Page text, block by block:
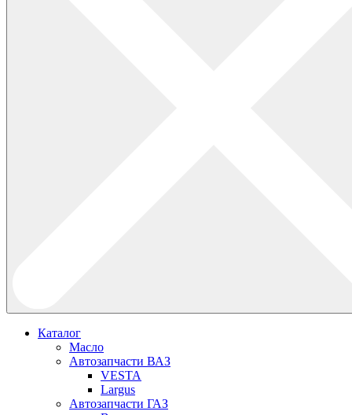
Каталог
Масло
Автозапчасти ВАЗ
VESTA
Largus
Автозапчасти ГАЗ